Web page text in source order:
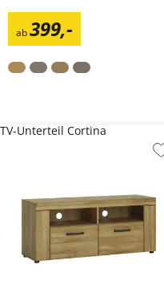
ab399,-
TV-Unterteil Cortina